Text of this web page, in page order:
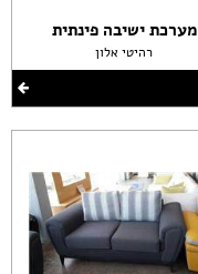
מערכת ישיבה פינתית
רהיטי אלון